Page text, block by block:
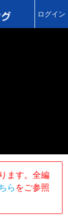
ログイン
ます。全編
ら をご参照